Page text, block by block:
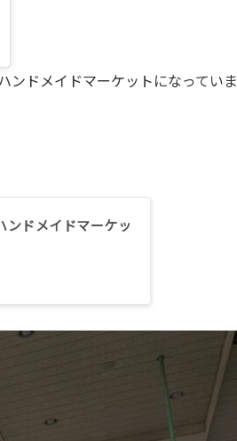
ンドメイドマーケットになっていま
ンドメイドマーケッ